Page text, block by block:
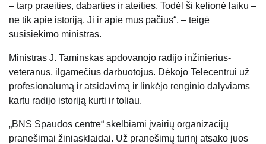
– tarp praeities, dabarties ir ateities. Todėl ši kelionė laiku –
ne tik apie istoriją. Ji ir apie mus pačius“, – teigė
susisiekimo ministras.
Ministras J. Taminskas apdovanojo radijo inžinierius-
veteranus, ilgamečius darbuotojus. Dėkojo Telecentrui už
profesionalumą ir atsidavimą ir linkėjo renginio dalyviams
kartu radijo istoriją kurti ir toliau.
„BNS Spaudos centre“ skelbiami įvairių organizacijų
pranešimai žiniasklaidai. Už pranešimų turinį atsako juos